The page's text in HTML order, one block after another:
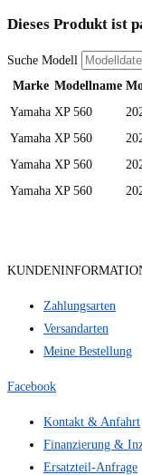
Dieses Produkt ist
Suche Modell
Marke Modellname
Yamaha XP 560
Yamaha XP 560
Yamaha XP 560
Yamaha XP 560
Zahlungsarten
Versandarten
Meine Bestellung
Facebook
Kontakt & Anfahrt
Finanzierung &
Ersatzteil-Anfrage